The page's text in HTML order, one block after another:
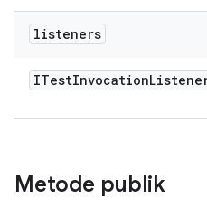
listeners
ITestInvocation
Metode publik